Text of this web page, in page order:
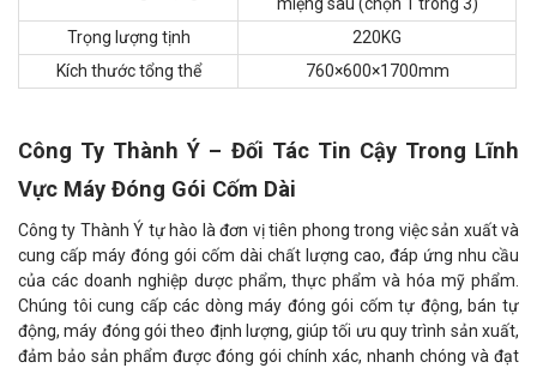
Trọng lượng tịnh
220KG
Kích thước tổng thể
760×600×1700mm
Công Ty Thành Ý – Đối Tác Tin Cậy Trong Lĩnh
Vực Máy Đóng Gói Cốm Dài
Công ty Thành Ý tự hào là đơn vị tiên phong trong việc sản xuất và
cung cấp máy đóng gói cốm dài chất lượng cao, đáp ứng nhu cầu
của các doanh nghiệp dược phẩm, thực phẩm và hóa mỹ phẩm.
Chúng tôi cung cấp các dòng máy đóng gói cốm tự động, bán tự
động, máy đóng gói theo định lượng, giúp tối ưu quy trình sản xuất,
đảm bảo sản phẩm được đóng gói chính xác, nhanh chóng và đạt